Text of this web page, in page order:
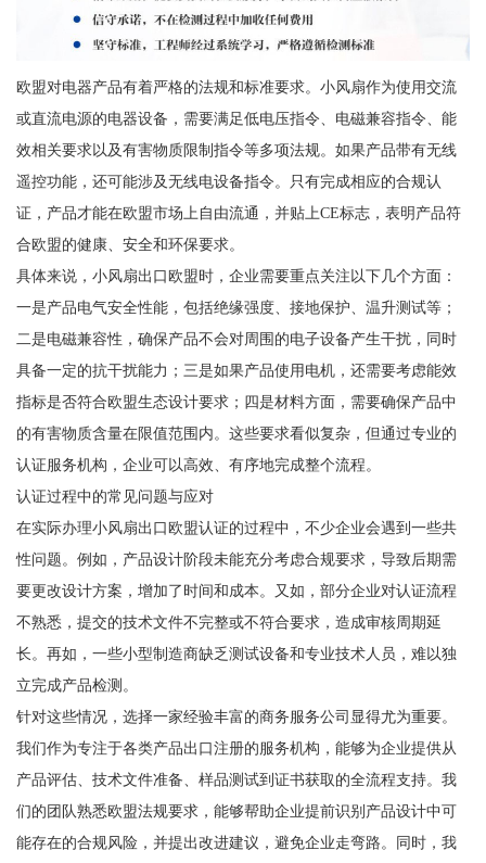
欧盟对电器产品有着严格的法规和标准要求。小风扇作为使用交流
或直流电源的电器设备，需要满足低电压指令、电磁兼容指令、能
效相关要求以及有害物质限制指令等多项法规。如果产品带有无线
遥控功能，还可能涉及无线电设备指令。只有完成相应的合规认
证，产品才能在欧盟市场上自由流通，并贴上CE标志，表明产品符
合欧盟的健康、安全和环保要求。
具体来说，小风扇出口欧盟时，企业需要重点关注以下几个方面：
一是产品电气安全性能，包括绝缘强度、接地保护、温升测试等；
二是电磁兼容性，确保产品不会对周围的电子设备产生干扰，同时
具备一定的抗干扰能力；三是如果产品使用电机，还需要考虑能效
指标是否符合欧盟生态设计要求；四是材料方面，需要确保产品中
的有害物质含量在限值范围内。这些要求看似复杂，但通过专业的
认证服务机构，企业可以高效、有序地完成整个流程。
认证过程中的常见问题与应对
在实际办理小风扇出口欧盟认证的过程中，不少企业会遇到一些共
性问题。例如，产品设计阶段未能充分考虑合规要求，导致后期需
要更改设计方案，增加了时间和成本。又如，部分企业对认证流程
不熟悉，提交的技术文件不完整或不符合要求，造成审核周期延
长。再如，一些小型制造商缺乏测试设备和专业技术人员，难以独
立完成产品检测。
针对这些情况，选择一家经验丰富的商务服务公司显得尤为重要。
我们作为专注于各类产品出口注册的服务机构，能够为企业提供从
产品评估、技术文件准备、样品测试到证书获取的全流程支持。我
们的团队熟悉欧盟法规要求，能够帮助企业提前识别产品设计中可
能存在的合规风险，并提出改进建议，避免企业走弯路。同时，我